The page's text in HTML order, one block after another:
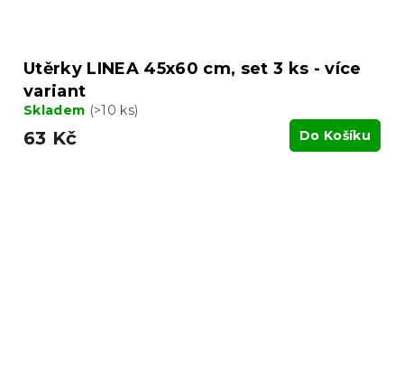
Utěrky LINEA 45x60 cm, set 3 ks - více
variant
Skladem (>10 ks)
63 Kč Do Košíku